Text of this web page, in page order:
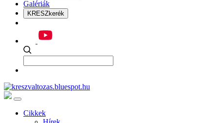
Galériák
KRESZkerék
Cikkek